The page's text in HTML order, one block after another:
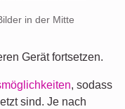
in der Mitte
Gerät fortsetzen.
, sodass
sind. Je nach